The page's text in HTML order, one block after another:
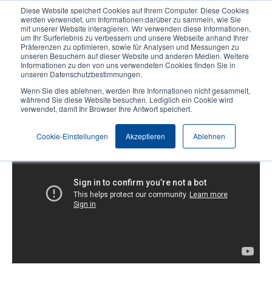
Diese Website speichert Cookies auf Ihrem Computer. Diese Cookies
werden verwendet, um Informationen darüber zu sammeln, wie Sie
mit unserer Website interagieren. Wir verwenden diese Informationen,
um Ihr Surferlebnis zu verbessern und unsere Webseite anhand Ihrer
Präferenzen zu optimieren, sowie für Analysen und Messungen zu
unseren Besuchern auf dieser Website und anderen Medien. Weitere
Informationen zu den von uns verwendeten Cookies finden Sie in
unseren Datenschutzbestimmungen.
Wenn Sie dies ablehnen, werden Ihre Informationen nicht gesammelt,
während Sie diese Website besuchen. Lediglich ein Cookie wird
verwendet, damit Ihr Browser Ihre Antwort speichert.
Cookie-Einstellungen Akzeptieren Ablehnen
User
account
menu
User
Header
Produktsuche Kontakt
MX P-Serie: Laden der Medien